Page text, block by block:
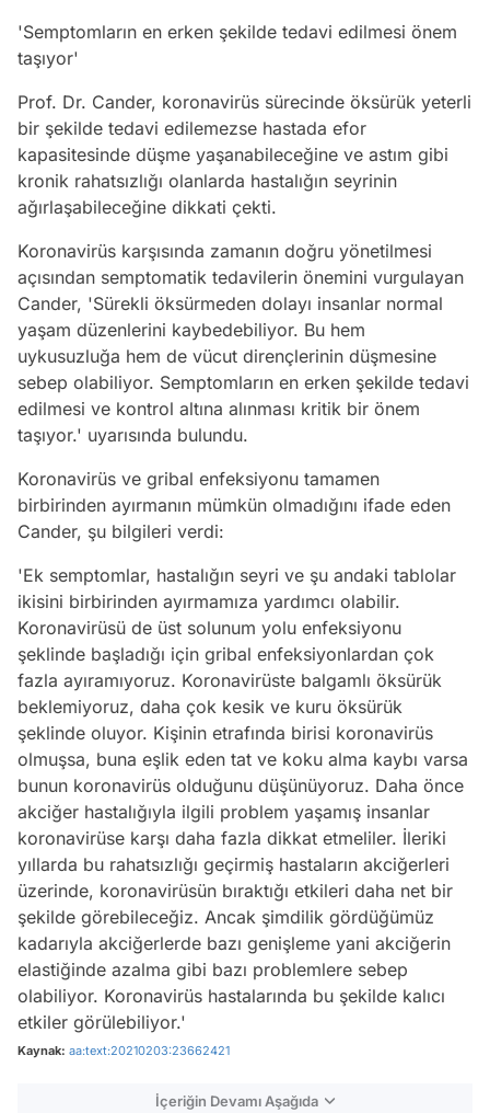
'Semptomların en erken şekilde tedavi edilmesi önem
taşıyor'
Prof. Dr. Cander, koronavirüs sürecinde öksürük yeterli
bir şekilde tedavi edilemezse hastada efor
kapasitesinde düşme yaşanabileceğine ve astım gibi
kronik rahatsızlığı olanlarda hastalığın seyrinin
ağırlaşabileceğine dikkati çekti.
Koronavirüs karşısında zamanın doğru yönetilmesi
açısından semptomatik tedavilerin önemini vurgulayan
Cander, 'Sürekli öksürmeden dolayı insanlar normal
yaşam düzenlerini kaybedebiliyor. Bu hem
uykusuzluğa hem de vücut dirençlerinin düşmesine
sebep olabiliyor. Semptomların en erken şekilde tedavi
edilmesi ve kontrol altına alınması kritik bir önem
taşıyor.' uyarısında bulundu.
Koronavirüs ve gribal enfeksiyonu tamamen
birbirinden ayırmanın mümkün olmadığını ifade eden
Cander, şu bilgileri verdi:
'Ek semptomlar, hastalığın seyri ve şu andaki tablolar
ikisini birbirinden ayırmamıza yardımcı olabilir.
Koronavirüsü de üst solunum yolu enfeksiyonu
şeklinde başladığı için gribal enfeksiyonlardan çok
fazla ayıramıyoruz. Koronavirüste balgamlı öksürük
beklemiyoruz, daha çok kesik ve kuru öksürük
şeklinde oluyor. Kişinin etrafında birisi koronavirüs
olmuşsa, buna eşlik eden tat ve koku alma kaybı varsa
bunun koronavirüs olduğunu düşünüyoruz. Daha önce
akciğer hastalığıyla ilgili problem yaşamış insanlar
koronavirüse karşı daha fazla dikkat etmeliler. İleriki
yıllarda bu rahatsızlığı geçirmiş hastaların akciğerleri
üzerinde, koronavirüsün bıraktığı etkileri daha net bir
şekilde görebileceğiz. Ancak şimdilik gördüğümüz
kadarıyla akciğerlerde bazı genişleme yani akciğerin
elastiğinde azalma gibi bazı problemlere sebep
olabiliyor. Koronavirüs hastalarında bu şekilde kalıcı
etkiler görülebiliyor.'
Kaynak: aa:text:20210203:23662421
İçeriğin Devamı Aşağıda